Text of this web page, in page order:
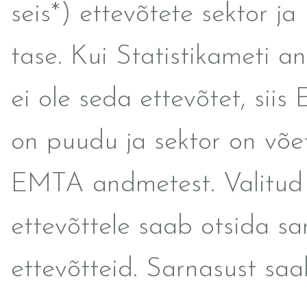
seis*) ettevõtete sektor ja
tase. Kui Statistikameti
ei ole seda ettevõtet, siis
on puudu ja sektor on
EMTA andmetest. Valitud
ettevõttele saab otsida
ettevõtteid. Sarnasust